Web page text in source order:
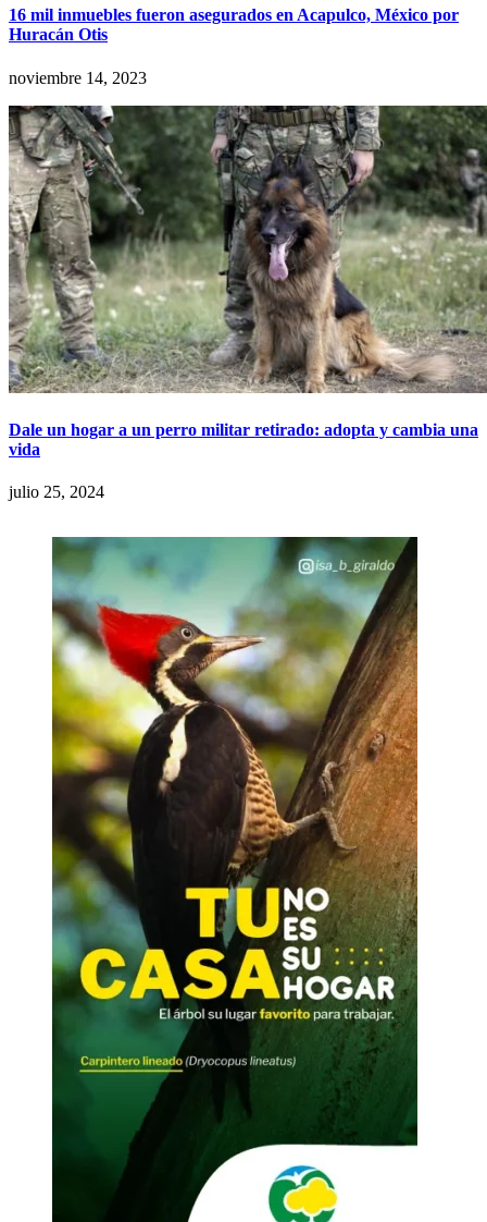
16 mil inmuebles fueron asegurados en Acapulco, México por
Huracán Otis
noviembre 14, 2023
Dale un hogar a un perro militar retirado: adopta y cambia una
vida
julio 25, 2024